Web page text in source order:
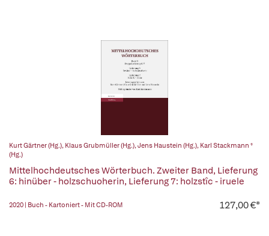
Kurt Gärtner (Hg.), Klaus Grubmüller (Hg.),Jens Haustein (Hg.), Karl Stackmann †
(Hg.)
Mittelhochdeutsches Wörterbuch. Zweiter Band, Lieferung
6: hinüber - holzschuoherin, Lieferung 7: holzstîc - iruele
2020 | Buch - Kartoniert - Mit CD-ROM 127,00 €*